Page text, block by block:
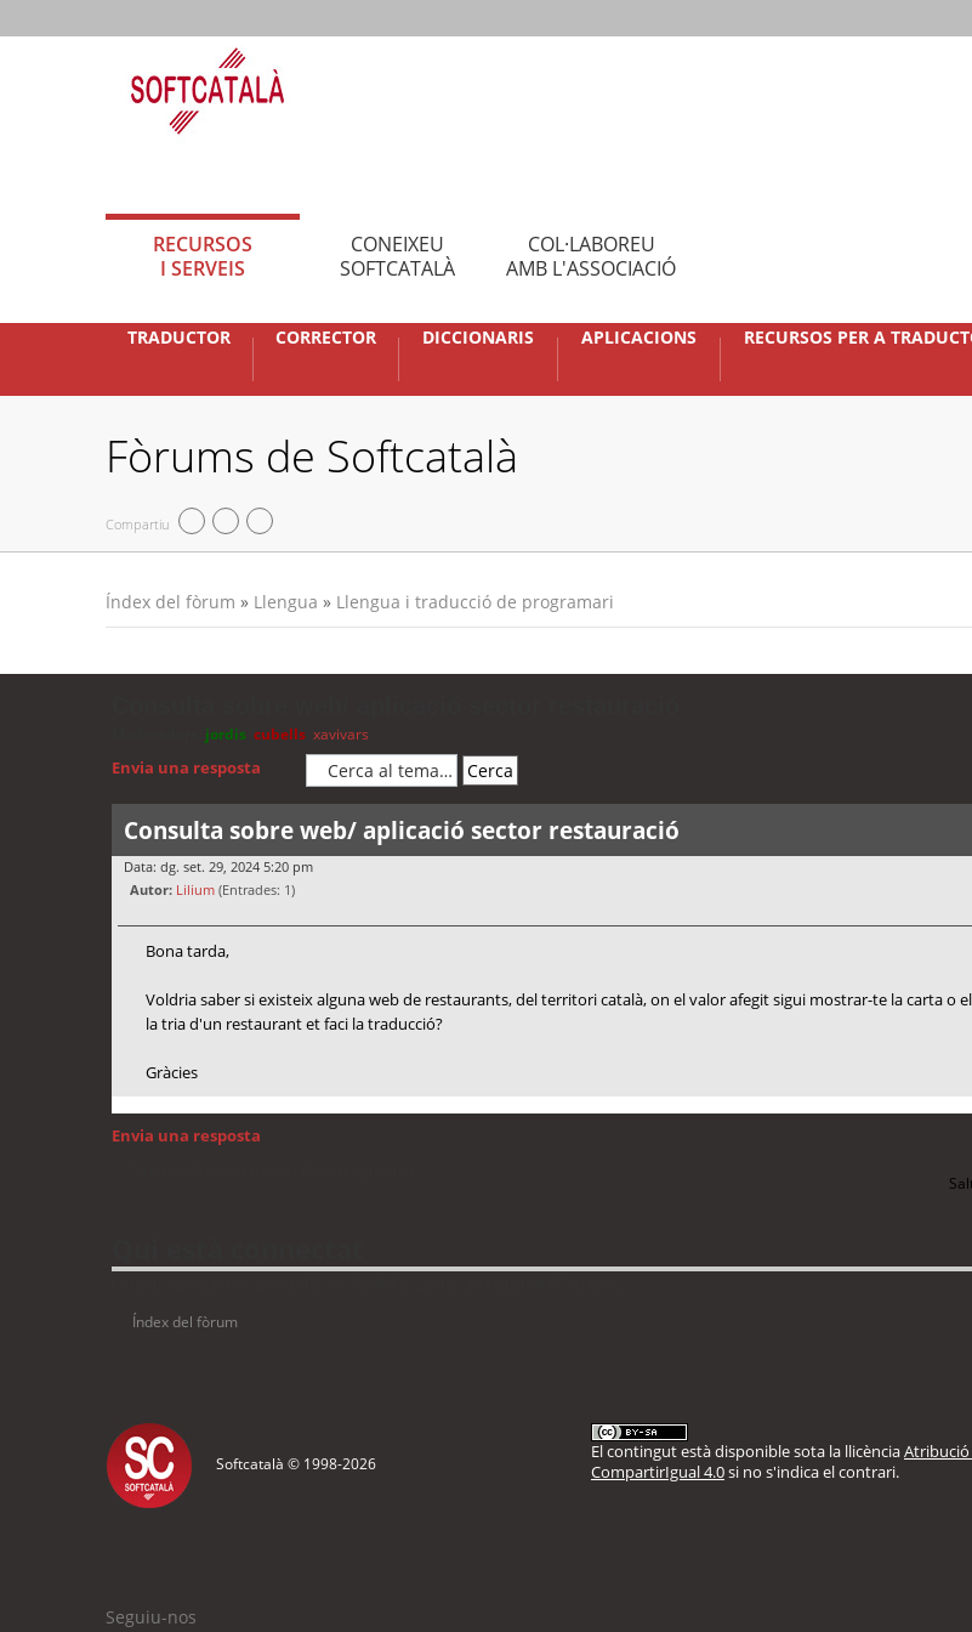
RECURSOS
I SERVEIS
CONEIXEU
SOFTCATALÀ
COL·LABOREU
AMB L'ASSOCIACIÓ
TRADUCTOR CORRECTOR DICCIONARIS APLICACIONS RECURSOS PER A
Fòrums de Softcatalà
Compartiu
Índex del fòrum » Llengua » Llengua i traducció de programari
jordis cubells xavivars
Envia una resposta
Consulta sobre web/ aplicació sector restauració
Data: dg. set. 29, 2024 5:20 pm
Autor: Lilium (Entrades: 1)
Bona tarda,
Voldria saber si existeix alguna web de restaurants, del territori català, on el valor afegit sigui mostrar-te la carta o
la tria d'un restaurant et faci la traducció?
Gràcies
Envia una resposta
Índex del fòrum
Softcatalà © 1998-2026
El contingut està disponible sota la llicènciaAtribució
CompartirIgual 4.0si no s'indica el contrari.
Seguiu-nos